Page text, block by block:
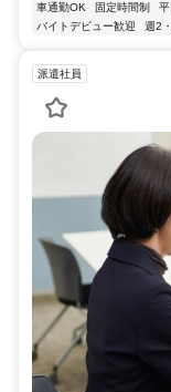
車通勤OK
固定時間制
バイトデビュー歓迎
週2
派遣社員